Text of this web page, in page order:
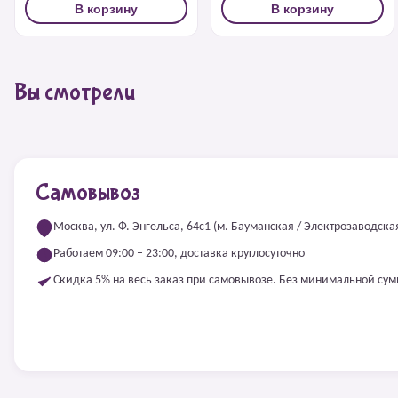
В корзину В корзину
Вы смотрели
Самовывоз
Москва, ул. Ф. Энгельса, 64с1 (м. Бауманская /
Работаем 09:00 – 23:00, доставка круглосуточно
Скидка 5% на весь заказ при самовывозе. Без минимальной